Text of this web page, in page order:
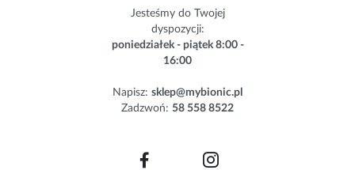
Jesteśmy do Twojej
dyspozycji:
poniedziałek - piątek 8:00 -
16:00
Napisz: sklep@mybionic.pl
Zadzwoń: 58 558 8522